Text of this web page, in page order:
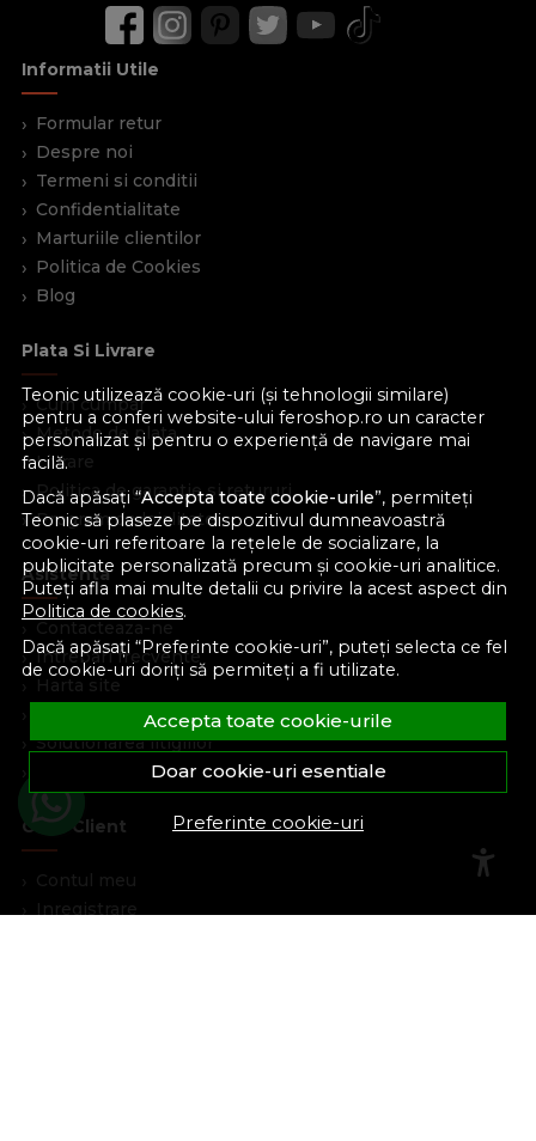
Teonic utilizează cookie-uri (și tehnologii similare)
pentru a conferi website-ului feroshop.ro un caracter
personalizat și pentru o experiență de navigare mai
facilă.
Dacă apăsați “Accepta toate cookie-urile”, permiteți
Teonic să plaseze pe dispozitivul dumneavoastră
cookie-uri referitoare la rețelele de socializare, la
publicitate personalizată precum și cookie-uri analitice.
Puteți afla mai multe detalii cu privire la acest aspect din
Politica de cookies.
Dacă apăsați “Preferinte cookie-uri”, puteți selecta ce fel
de cookie-uri doriți să permiteți a fi utilizate.
Accepta toate cookie-urile
Doar cookie-uri esentiale
Preferinte cookie-uri
Informatii Utile
Formular retur
Despre noi
Termeni si conditii
Confidentialitate
Marturiile clientilor
Politica de Cookies
Blog
Plata Si Livrare
Cum cumpar
Metode de plata
Livrare
Politica de garantie si retururi
Program de loialitate
Asistenta
Contacteaza-ne
Intrebari frecvente
Harta site
Solutionarea litigiilor
Informatii legale
Cont Client
Contul meu
Inregistrare